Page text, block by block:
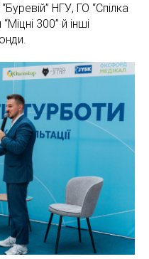
НГУ, ГО “Спілка
300” й інші